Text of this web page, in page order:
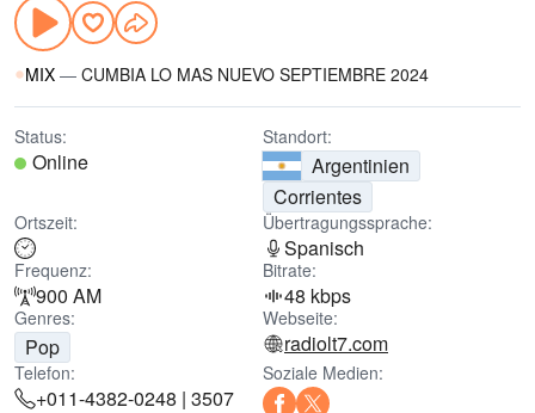
MIX — CUMBIA LO MAS NUEVO SEPTIEMBRE 2024
Status:
Online
Standort:
Argentinien
Corrientes
Ortszeit: Übertragungssprache:
Spanisch
Frequenz:
900 AM
Bitrate:
48 kbps
Genres:
Pop
Webseite:
radiolt7.com
Telefon:
+011-4382-0248 | 3507
Soziale Medien: